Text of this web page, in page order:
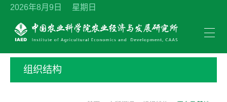
2026年8月9日 星期日
组织结构